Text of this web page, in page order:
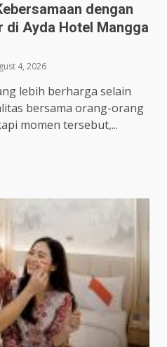
dengan
di Ayda Hotel Mangga
4, 2026
lebih berharga selain
bersama orang-orang
momen tersebut,...